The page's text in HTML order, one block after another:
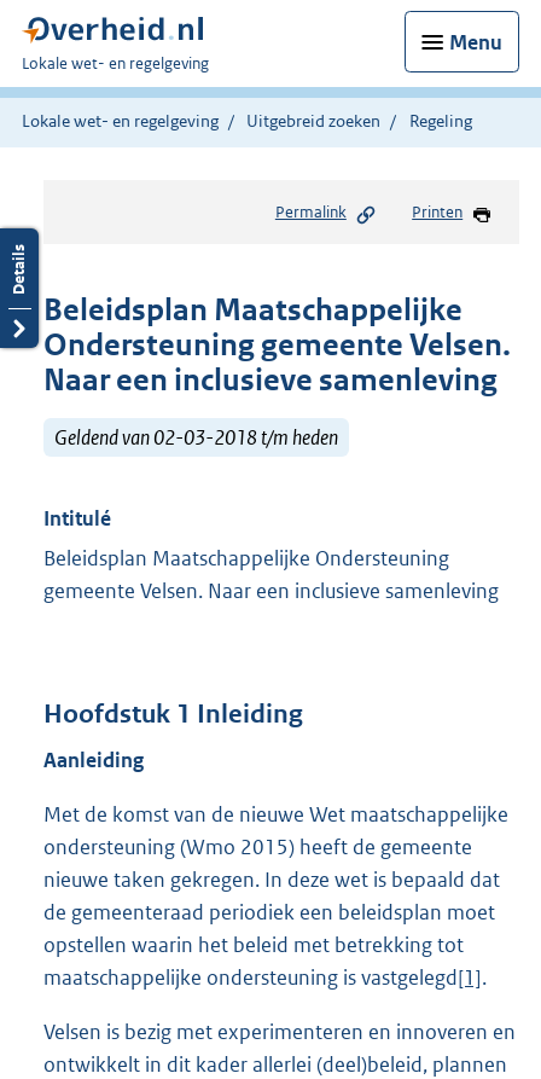
Menu
U
bent
hier:
Lokale wet- en regelgeving
Lokale wet- en regelgeving Uitgebreid zoeken Regeling
Permalink Printen
Beleidsplan Maatschappelijke
Ondersteuning gemeente Velsen.
Naar een inclusieve samenleving
Geldend van 02-03-2018 t/m heden
Intitulé
Beleidsplan Maatschappelijke Ondersteuning
gemeente Velsen. Naar een inclusieve samenleving
Hoofdstuk 1 Inleiding
Aanleiding
Met de komst van de nieuwe Wet maatschappelijke
ondersteuning (Wmo 2015) heeft de gemeente
nieuwe taken gekregen. In deze wet is bepaald dat
de gemeenteraad periodiek een beleidsplan moet
opstellen waarin het beleid met betrekking tot
maatschappelijke ondersteuning is vastgelegd[1].
Velsen is bezig met experimenteren en innoveren en
ontwikkelt in dit kader allerlei (deel)beleid, plannen